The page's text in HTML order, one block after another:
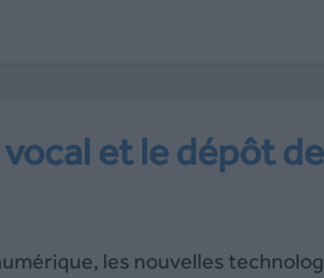
et le dépôt de
les nouvelles